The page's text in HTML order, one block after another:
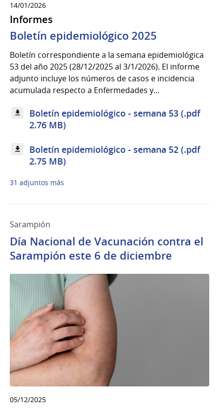
14/01/2026
Informes
Boletín epidemiológico 2025
Boletín correspondiente a la semana epidemiológica
53 del año 2025 (28/12/2025 al 3/1/2026). El informe
adjunto incluye los números de casos e incidencia
acumulada respecto a Enfermedades y...
Boletín epidemiológico - semana 53 (.pdf
2.76 MB)
Boletín epidemiológico - semana 52 (.pdf
2.75 MB)
31 adjuntos más
Sarampión
Día Nacional de Vacunación contra el
Sarampión este 6 de diciembre
05/12/2025